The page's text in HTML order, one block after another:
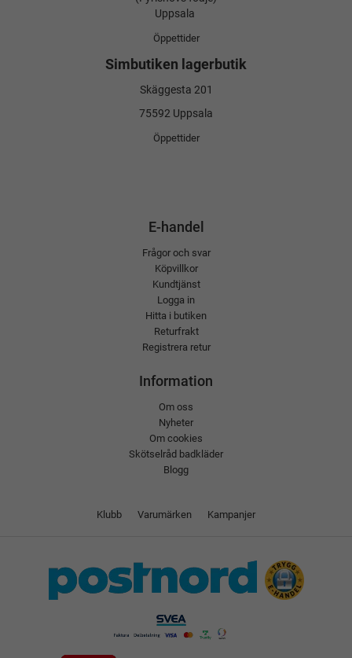
Uppsala
Öppettider
Simbutiken lagerbutik
Skäggesta 201
75592 Uppsala
Öppettider
E-handel
Frågor och svar
Köpvillkor
Kundtjänst
Logga in
Hitta i butiken
Returfrakt
Registrera retur
Information
Om oss
Nyheter
Om cookies
Skötselråd badkläder
Blogg
Klubb Varumärken Kampanjer